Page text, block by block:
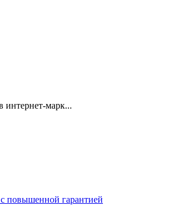
интернет-марк...
повышенной гарантией